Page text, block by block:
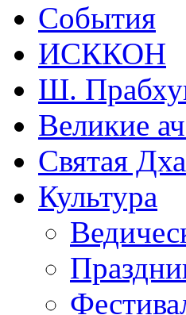
События
ИСККОН
Ш.
Великие
Святая
Культура